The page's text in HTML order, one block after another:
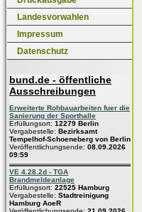
Landesvorwahlen
Impressum
Datenschutz
bund.de - öffentliche
Ausschreibungen
Erweiterte Rohbauarbeiten fuer die
Sanierung der Sporthalle
Erfüllungsort: 12279 Berlin
Vergabestelle: Bezirksamt
Tempelhof-Schoeneberg von Berlin
Veröffentlichungsende: 08.09.2026
09:59
VE 4.28.2d - TGA
Brandmeldeanlage
Erfüllungsort: 22525 Hamburg
Vergabestelle: Stadtreinigung
Hamburg AoeR